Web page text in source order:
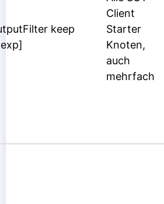
keep
Client
Starter
Knoten,
auch
mehrfach